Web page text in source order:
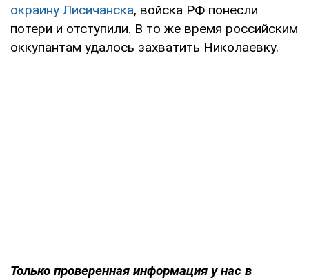
окраину Лисичанска, войска РФ понесли
потери и отступили. В то же время российским
оккупантам удалось захватить Николаевку.
Только проверенная информация у нас в